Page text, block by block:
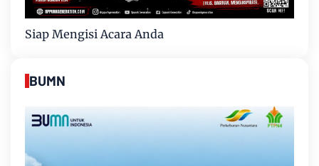
Siap Mengisi Acara Anda
BUMN